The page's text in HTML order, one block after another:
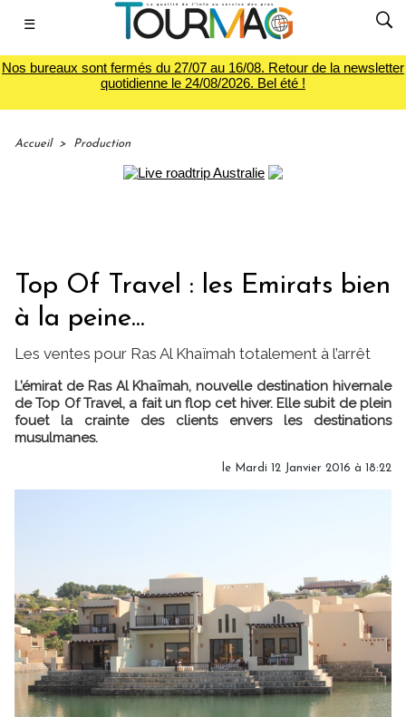
☰
Nos bureaux sont fermés du 27/07 au 16/08. Retour de la newsletter
quotidienne le 24/08/2026. Bel été !
Accueil > Production
Top Of Travel : les Emirats bien
à la peine...
Les ventes pour Ras Al Khaïmah totalement à l’arrêt
L’émirat de Ras Al Khaïmah, nouvelle destination hivernale
de Top Of Travel, a fait un flop cet hiver. Elle subit de plein
fouet la crainte des clients envers les destinations
musulmanes.
le Mardi 12 Janvier 2016 à 18:22